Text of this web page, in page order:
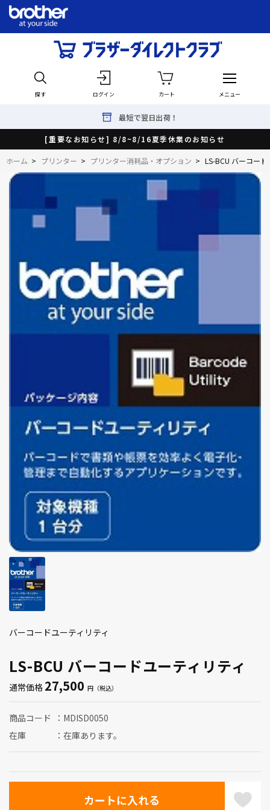
探す ログイン カート メニュー
最短で翌日出荷！
[重要なお知らせ] 8/8~8/16夏季休業のお知らせ
ホーム > プリンター > プリンター消耗品・オプション > LS-BCU バーコー
LS-BCU バーコードユーティリティ
バーコードユーティリティ
通常価格 27,500
商品コード
MDISD0050
在庫
在庫あります。